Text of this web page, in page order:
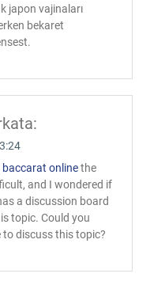
japon vajinaları
bekaret
baccarat onlinethe
and I wondered if
a discussion board
topic. Could you
to discuss this topic?